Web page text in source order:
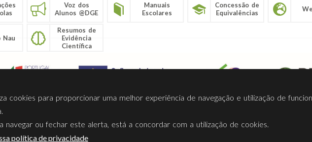
Voz dos
Alunos @DGE
Manuais
Escolares
Concessão de
Equivalências
Nau
Resumos de
Evidência
Científica
Privacidade Termos Utilização Contactos Ligações Facebook
cookies para proporcionar uma melhor experiência de navegação e utilização de
navegar ou fechar este alerta, está a concordar com a utilização de cookies.
política de privacidade